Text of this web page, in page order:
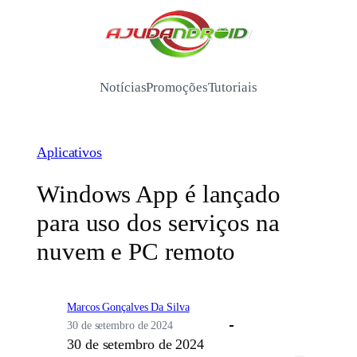
/
NotíciasPromoçõesTutoriais
Aplicativos
Windows App é lançado
para uso dos serviços na
nuvem e PC remoto
Marcos Gonçalves Da Silva
30 de setembro de 2024
30 de setembro de 2024